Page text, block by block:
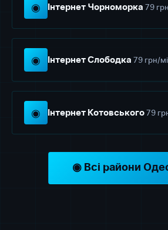
◉ Інтернет Чорноморка 79
◉ Інтернет Слободка 79 грн/
◉ Інтернет Котовського 79
◉ Всі райони